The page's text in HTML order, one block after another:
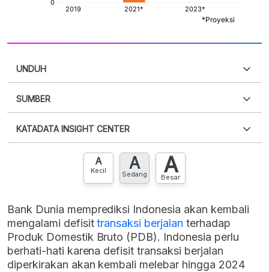
UNDUH
XLS
SUMBER
punya akun?Silakan Daftar sekarang
KATADATA INSIGHT CENTER
Hubungi sekarang »
A
Kecil A
Sedang A
Besar
Bank Dunia memprediksi Indonesia akan kembali
mengalami defisittransaksi berjalan terhadap
Produk Domestik Bruto (PDB). Indonesia perlu
berhati-hati karena defisit transaksi berjalan
diperkirakan akan kembali melebar hingga 2024